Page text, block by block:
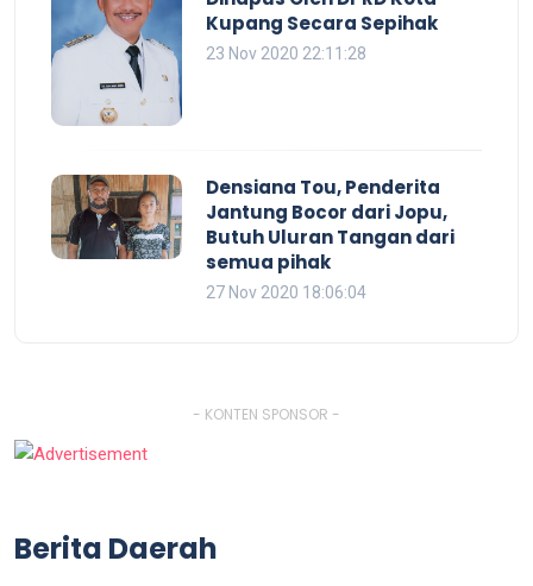
Kupang Secara Sepihak
23 Nov 2020 22:11:28
Densiana Tou, Penderita
Jantung Bocor dari Jopu,
Butuh Uluran Tangan dari
semua pihak
27 Nov 2020 18:06:04
- KONTEN SPONSOR -
Berita Daerah